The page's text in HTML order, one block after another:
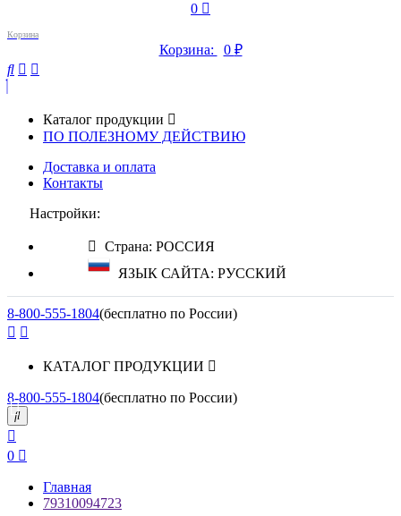
0
Корзина
Корзина: 0 ₽
Каталог продукции
ПО ПОЛЕЗНОМУ ДЕЙСТВИЮ
Доставка и оплата
Контакты
Настройки:
Страна: РОССИЯ
ЯЗЫК САЙТА: РУССКИЙ
8-800-555-1804(бесплатно по России)
КАТАЛОГ ПРОДУКЦИИ
8-800-555-1804(бесплатно по России)
0
Главная
79310094723